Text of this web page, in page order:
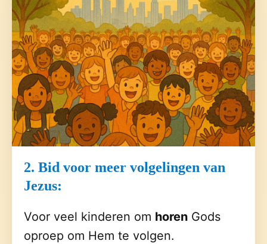
2. Bid voor meer volgelingen van
Jezus:
Voor veel kinderen om horen Gods
oproep om Hem te volgen.